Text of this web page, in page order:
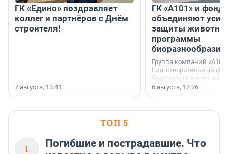
ГК «Едино» поздравляет
коллег и партнёров с Днём
строителя!
7 августа, 13:41
ГК «А101» и фонд
объединяют
защиты
программы
биоразнообразия
Группа компаний
Благотворительный
бездомным животным
заключили соглашение
6 августа, 12:26
ТОП 5
1
Погибшие и пострадавшие. Что